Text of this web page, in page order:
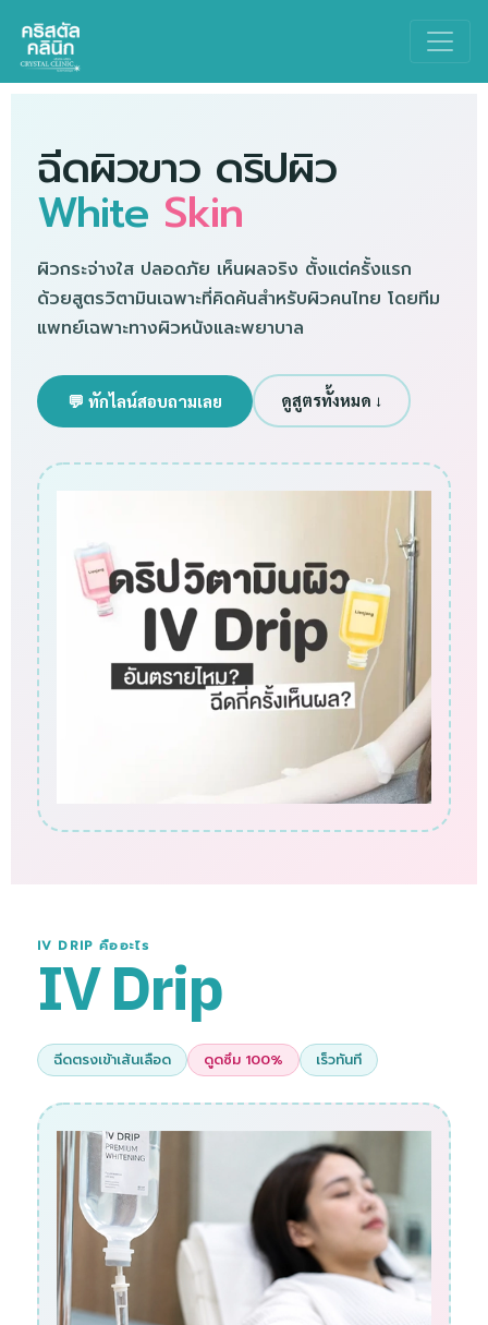
Main Navigation
ฉีดผิวขาว ดริปผิว
White Skin
ผิวกระจ่างใส ปลอดภัย เห็นผลจริง ตั้งแต่ครั้งแรก
ด้วยสูตรวิตามินเฉพาะที่คิดค้นสำหรับผิวคนไทย โดยทีม
แพทย์เฉพาะทางผิวหนังและพยาบาล
💬 ทักไลน์สอบถามเลย ดูสูตรทั้งหมด ↓
IV DRIP คืออะไร
IV Drip
ฉีดตรงเข้าเส้นเลือด ดูดซึม 100% เร็วทันที